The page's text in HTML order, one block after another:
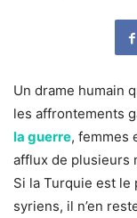
Un drame humain
les affrontements
la guerre, femmes
afflux de plusieurs
Si la Turquie est le
syriens, il n’en